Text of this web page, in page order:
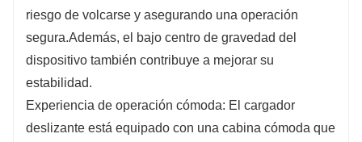
riesgo de volcarse y asegurando una operación
segura.Además, el bajo centro de gravedad del
dispositivo también contribuye a mejorar su
estabilidad.
Experiencia de operación cómoda: El cargador
deslizante está equipado con una cabina cómoda que